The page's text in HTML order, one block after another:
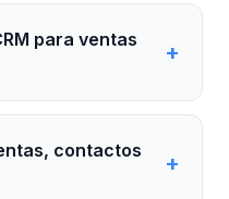
para ventas
+
contactos
+